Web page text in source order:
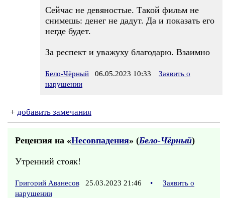
Сейчас не девяностые. Такой фильм не
снимешь: денег не дадут. Да и показать его
негде будет.
За респект и уважуху благодарю. Взаимно
Бело-Чёрный 06.05.2023 10:33
Заявить о
нарушении
+ добавить замечания
Рецензия на «Несовпадения» (Бело-Чёрный)
Утренний стояк!
Григорий Аванесов 25.03.2023 21:46 •
Заявить о
нарушении